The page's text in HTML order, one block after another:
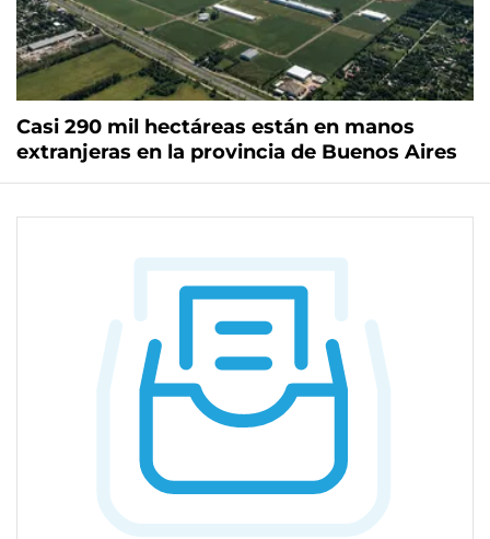
Casi 290 mil hectáreas están en manos
extranjeras en la provincia de Buenos Aires